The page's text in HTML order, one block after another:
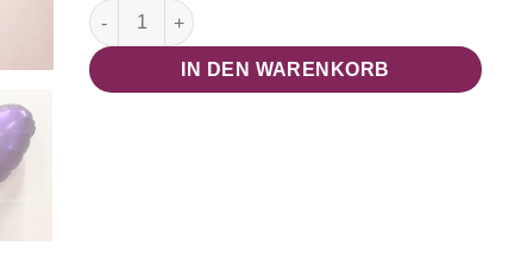
Herzballon "Satin" Menge
IN DEN WARENKORB